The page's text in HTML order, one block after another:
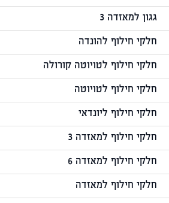
גגון למאזדה 3
חלקי חילוף להונדה
חלקי חילוף לטויוטה קורולה
חלקי חילוף לטויוטה
חלקי חילוף ליונדאי
חלקי חילוף למאזדה 3
חלקי חילוף למאזדה 6
חלקי חילוף למאזדה